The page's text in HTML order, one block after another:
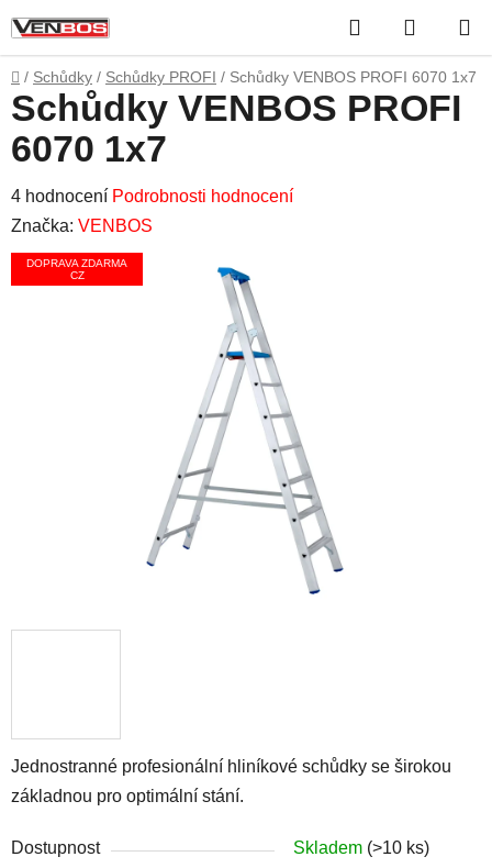
na
obsah
Hledat
KOŠÍK
Domů
/ Schůdky / Schůdky PROFI / Schůdky VENBOS PROFI 6070 1x7
Jednostranné profesionální hliníkové schůdky se širokou
základnou pro optimální stání.
Dostupnost Skladem (>10 ks)
Schůdky VENBOS PROFI
6070 1x7
Průměrné
hodnocení
produktu
je
4 hodnocení Podrobnosti hodnocení
Značka: VENBOS
DOPRAVA ZDARMA
CZ